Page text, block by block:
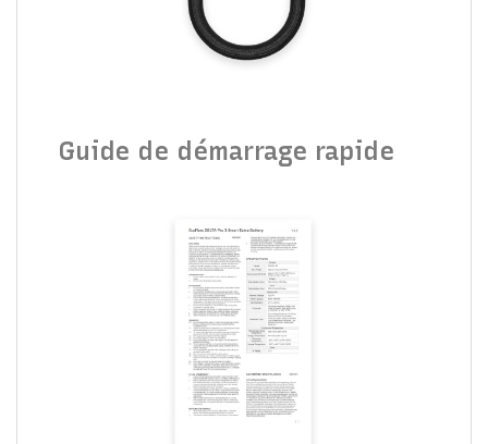
Guide de démarrage rapide